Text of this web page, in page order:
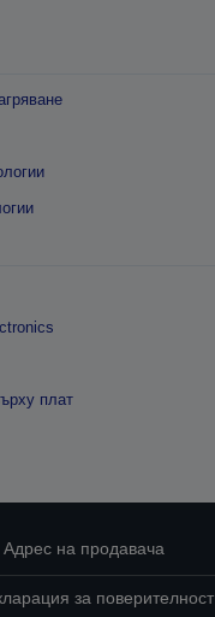
плат
Адрес на продавача
за поверителност